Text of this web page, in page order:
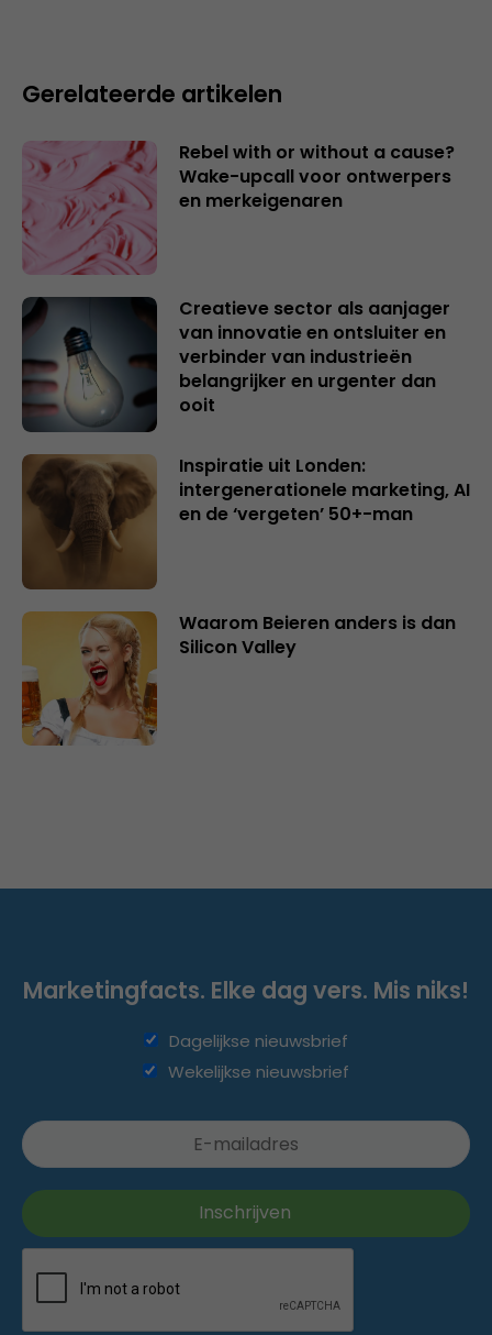
Gerelateerde artikelen
Rebel with or without a cause?
Wake-upcall voor ontwerpers
en merkeigenaren
Creatieve sector als aanjager
van innovatie en ontsluiter en
verbinder van industrieën
belangrijker en urgenter dan
ooit
Inspiratie uit Londen:
intergenerationele marketing, AI
en de ‘vergeten’ 50+-man
Waarom Beieren anders is dan
Silicon Valley
Marketingfacts. Elke dag vers. Mis niks!
Dagelijkse nieuwsbrief
Wekelijkse nieuwsbrief